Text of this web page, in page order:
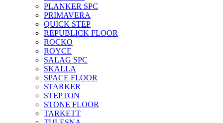
PLANKER SPC
PRIMAVERA
QUICK STEP
REPUBLICK FLOOR
ROCKO
ROYCE
SALAG SPC
SKALLA
SPACE FLOOR
STARKER
STEPTON
STONE FLOOR
TARKETT